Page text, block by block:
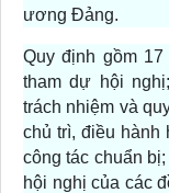
ương Đảng.
Quy định gồm
tham dự hội
trách nhiệm và
chủ trì, điều hành
công tác chuẩn
hội nghị của các